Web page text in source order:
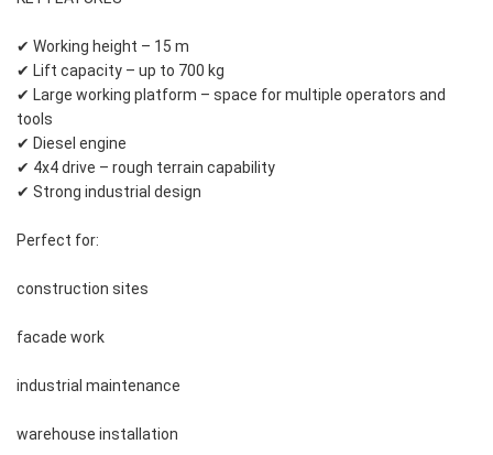
✔ Working height – 15 m
✔ Lift capacity – up to 700 kg
✔ Large working platform – space for multiple operators and
tools
✔ Diesel engine
✔ 4x4 drive – rough terrain capability
✔ Strong industrial design
Perfect for:
construction sites
facade work
industrial maintenance
warehouse installation